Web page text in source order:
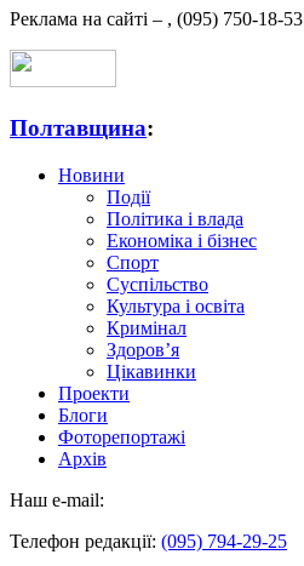
Реклама на сайті – , (095) 750-18-53
Полтавщина:
Новини
Події
Політика і влада
Економіка і бізнес
Спорт
Суспільство
Культура і освіта
Кримінал
Здоров’я
Цікавинки
Проекти
Блоги
Фоторепортажі
Архів
Наш e-mail:
Телефон редакції: (095) 794-29-25